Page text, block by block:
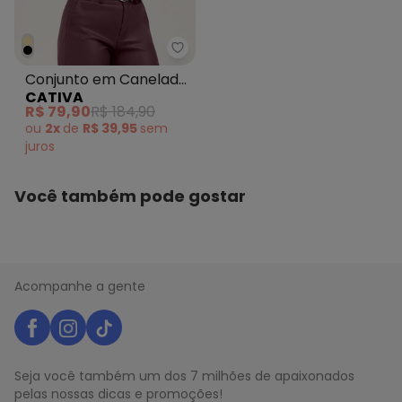
maio/2026
abril/2026
março/2026
fevereiro/2026
Conjunto em Canelado
com Brilho Off White
CATIVA
R$ 79,90R$ 184,90
ou 2x de R$ 39,95 sem
juros
Você também pode gostar
Acompanhe a gente
Seja você também um dos 7 milhões de apaixonados
pelas nossas dicas e promoções!